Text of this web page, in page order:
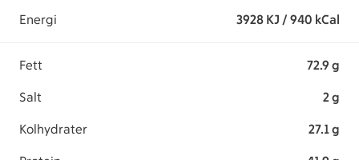
Energi 3928 KJ / 940 kCal
Fett 72.9 g
Salt 2 g
Kolhydrater 27.1 g